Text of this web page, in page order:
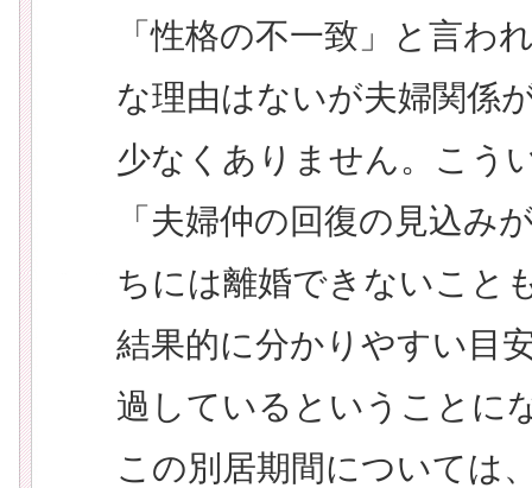
「性格の不一致」と言わ
な理由はないが夫婦関係
少なくありません。こう
「夫婦仲の回復の見込み
ちには離婚できないこと
結果的に分かりやすい目
過しているということに
この別居期間については